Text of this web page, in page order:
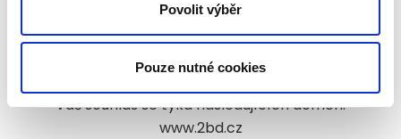
Povolit výběr
Pouze nutné cookies
Uvedte prosím ID svého souhlasu a datum, kdy
nás budete kontaktovat ohledne vašeho
souhlasu.
Váš souhlas se týká následujících domén:
www.2bd.cz